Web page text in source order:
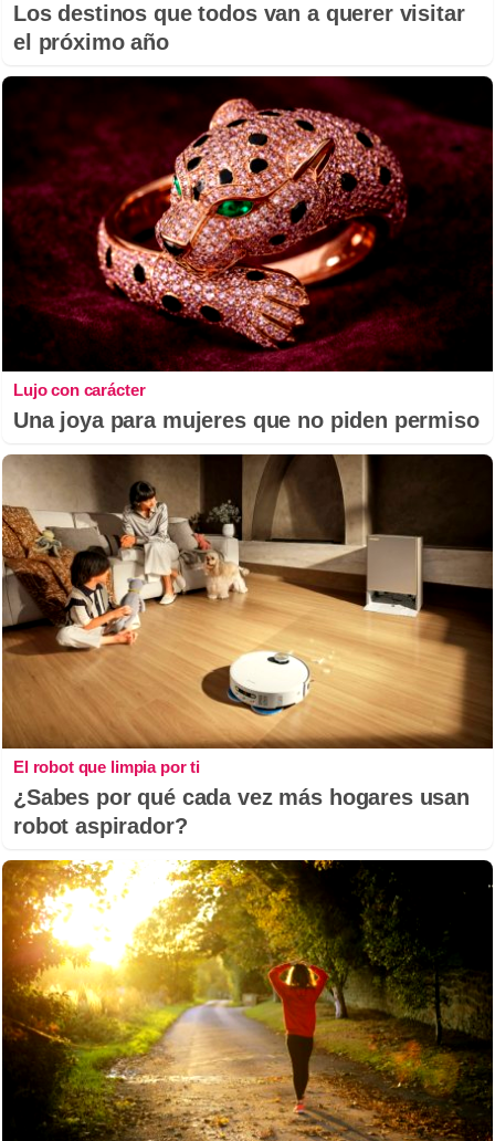
Los destinos que todos van a querer visitar
el próximo año
Lujo con carácter
Una joya para mujeres que no piden permiso
El robot que limpia por ti
¿Sabes por qué cada vez más hogares usan
robot aspirador?